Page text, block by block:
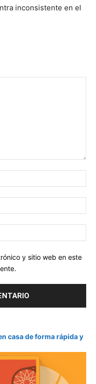
inconsistente en el
y sitio web en este
casa de forma rápida y